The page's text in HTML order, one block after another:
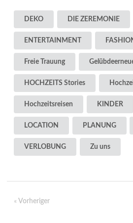
DEKO DIE ZEREMONIE
ENTERTAINMENT
Freie Trauung
HOCHZEITS Stories
Hochzeitsreisen KINDER
LOCATION PLANUNG
VERLOBUNG Zu uns
« Vorheriger